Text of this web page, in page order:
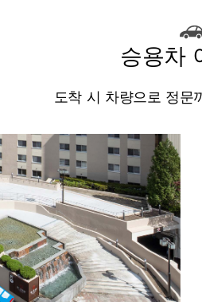
승용차
도착 시 차량으로 정문